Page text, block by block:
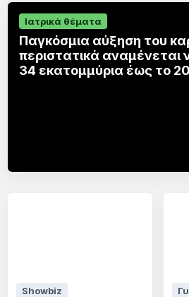
Ιατρικά θέματα
Παγκόσμια αύξηση του
περιστατικά
34 εκατομμύρια έως το
Showbiz